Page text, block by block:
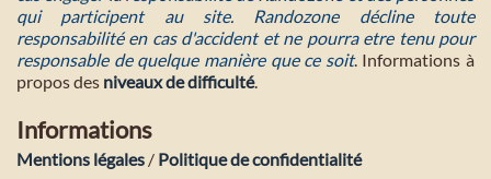
qui participent au site. Randozone décline toute
responsabilité en cas d'accident et ne pourra etre tenu pour
responsable de quelque manière que ce soit. Informations à
propos des niveaux de difficulté.
Informations
Mentions légales / Politique de confidentialité